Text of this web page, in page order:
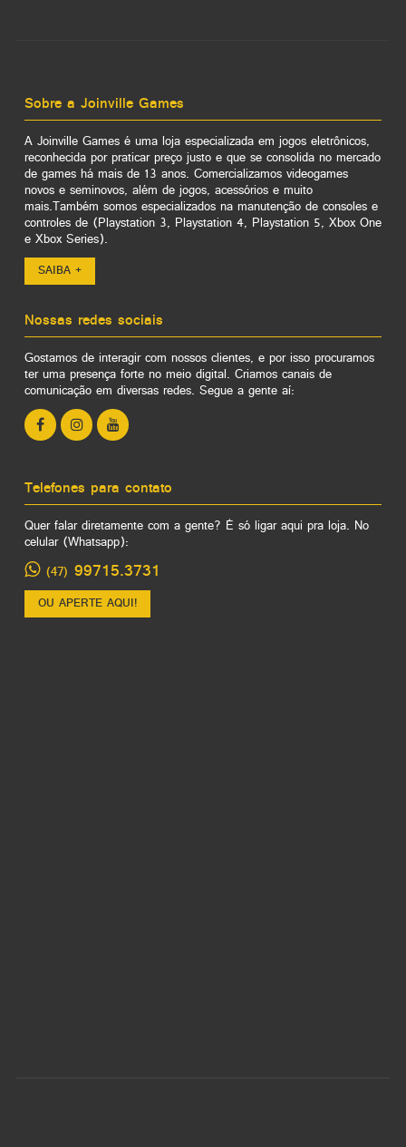
Sobre a Joinville Games
A Joinville Games é uma loja especializada em jogos eletrônicos,
reconhecida por praticar preço justo e que se consolida no mercado
de games há mais de 13 anos. Comercializamos videogames
novos e seminovos, além de jogos, acessórios e muito
mais.Também somos especializados na manutenção de consoles e
controles de (Playstation 3, Playstation 4, Playstation 5, Xbox One
e Xbox Series).
SAIBA +
Nossas redes sociais
Gostamos de interagir com nossos clientes, e por isso procuramos
ter uma presença forte no meio digital. Criamos canais de
comunicação em diversas redes. Segue a gente aí:
Telefones para contato
Quer falar diretamente com a gente? É só ligar aqui pra loja. No
celular (Whatsapp):
(47) 99715.3731
OU APERTE AQUI!